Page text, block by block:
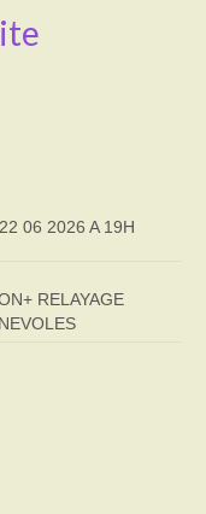
06 2026 A 19H
RELAYAGE